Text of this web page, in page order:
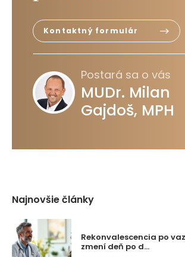
Kontaktný formulár
Postará sa o vás
MUDr. Milan
Gajdoš, MPH
Najnovšie články
Rekonvalescencia po
zmení deň po d...